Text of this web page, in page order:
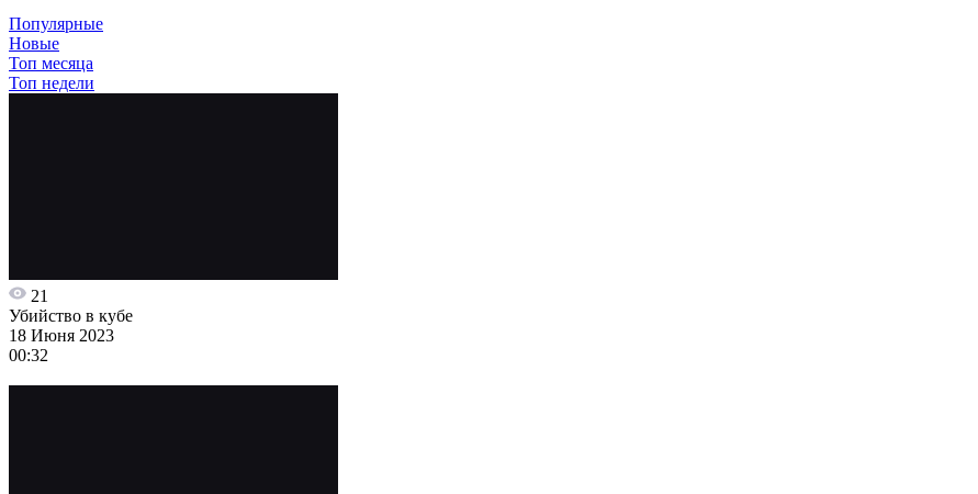
Популярные
Новые
Топ месяца
Топ недели
21
Убийство в кубе
18 Июня 2023
00:32